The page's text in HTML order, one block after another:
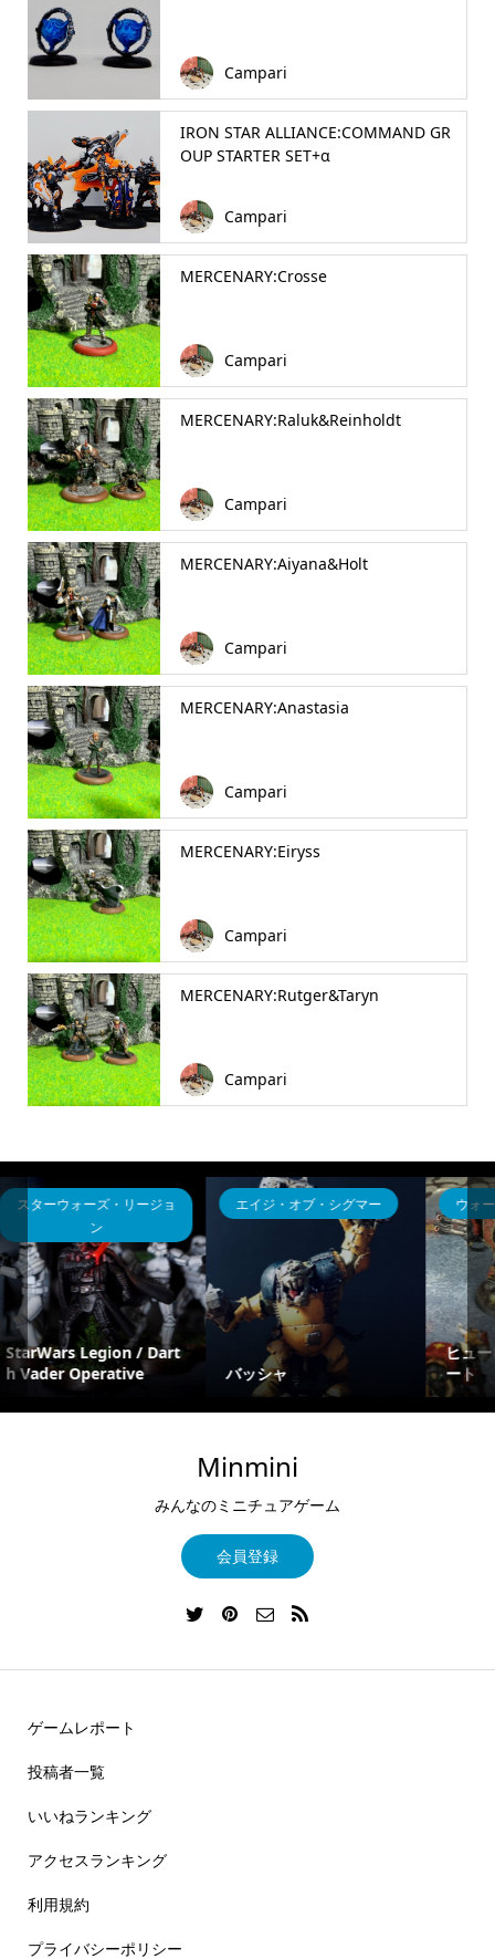
Campari
IRON STAR ALLIANCE:COMMAND GR
OUP STARTER SET+α
Campari
MERCENARY:Crosse
Campari
MERCENARY:Raluk&Reinholdt
Campari
MERCENARY:Aiyana&Holt
Campari
MERCENARY:Anastasia
Campari
MERCENARY:Eiryss
Campari
MERCENARY:Rutger&Taryn
Campari
ウォーハンマー40K
ヒューロン・ブラックハ
ート
ウォーハンマー40K
雪中戦闘
Minmini
みんなのミニチュアゲーム
会員登録
ゲームレポート
投稿者一覧
いいねランキング
アクセスランキング
利用規約
プライバシーポリシー